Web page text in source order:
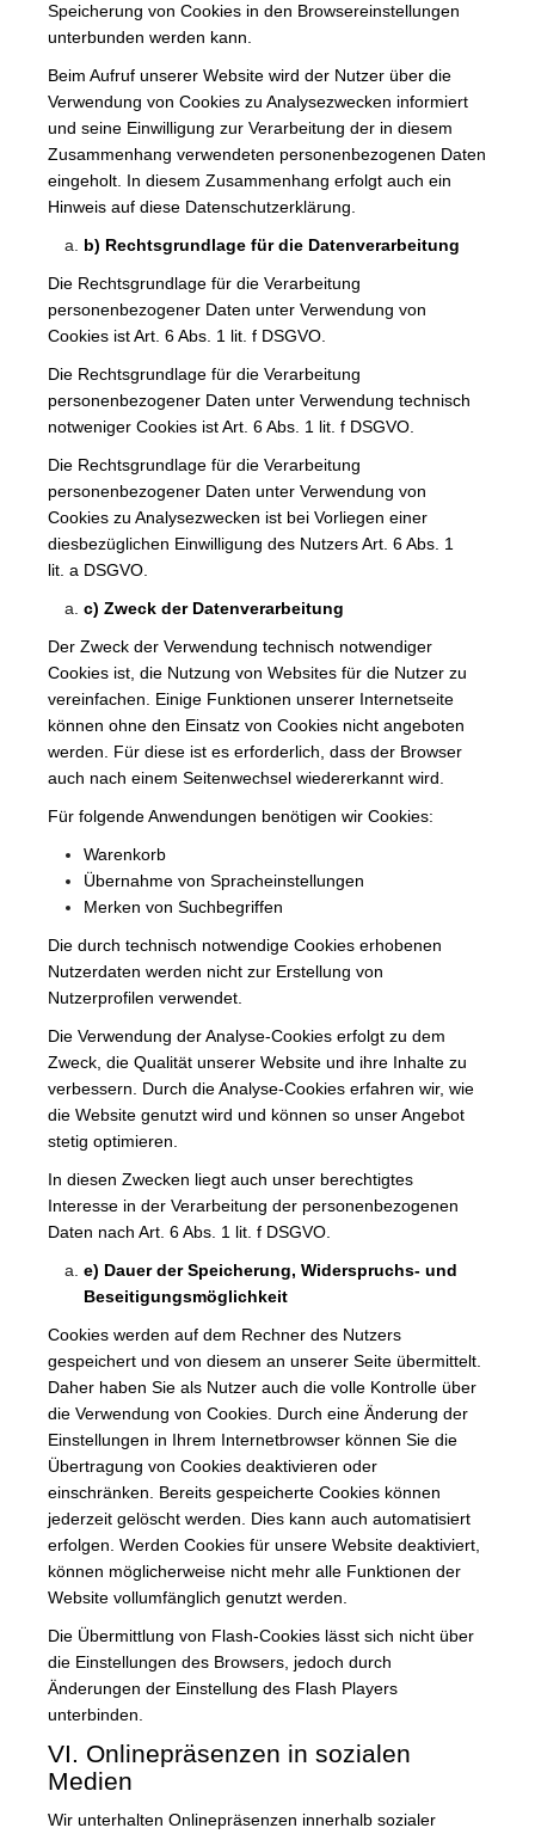
Speicherung von Cookies in den Browsereinstellungen
unterbunden werden kann.
Beim Aufruf unserer Website wird der Nutzer über die
Verwendung von Cookies zu Analysezwecken informiert
und seine Einwilligung zur Verarbeitung der in diesem
Zusammenhang verwendeten personenbezogenen Daten
eingeholt. In diesem Zusammenhang erfolgt auch ein
Hinweis auf diese Datenschutzerklärung.
b) Rechtsgrundlage für die Datenverarbeitung
Die Rechtsgrundlage für die Verarbeitung
personenbezogener Daten unter Verwendung von
Cookies ist Art. 6 Abs. 1 lit. f DSGVO.
Die Rechtsgrundlage für die Verarbeitung
personenbezogener Daten unter Verwendung technisch
notweniger Cookies ist Art. 6 Abs. 1 lit. f DSGVO.
Die Rechtsgrundlage für die Verarbeitung
personenbezogener Daten unter Verwendung von
Cookies zu Analysezwecken ist bei Vorliegen einer
diesbezüglichen Einwilligung des Nutzers Art. 6 Abs. 1
lit. a DSGVO.
c) Zweck der Datenverarbeitung
Der Zweck der Verwendung technisch notwendiger
Cookies ist, die Nutzung von Websites für die Nutzer zu
vereinfachen. Einige Funktionen unserer Internetseite
können ohne den Einsatz von Cookies nicht angeboten
werden. Für diese ist es erforderlich, dass der Browser
auch nach einem Seitenwechsel wiedererkannt wird.
Für folgende Anwendungen benötigen wir Cookies:
Warenkorb
Übernahme von Spracheinstellungen
Merken von Suchbegriffen
Die durch technisch notwendige Cookies erhobenen
Nutzerdaten werden nicht zur Erstellung von
Nutzerprofilen verwendet.
Die Verwendung der Analyse-Cookies erfolgt zu dem
Zweck, die Qualität unserer Website und ihre Inhalte zu
verbessern. Durch die Analyse-Cookies erfahren wir, wie
die Website genutzt wird und können so unser Angebot
stetig optimieren.
In diesen Zwecken liegt auch unser berechtigtes
Interesse in der Verarbeitung der personenbezogenen
Daten nach Art. 6 Abs. 1 lit. f DSGVO.
e) Dauer der Speicherung, Widerspruchs- und
Beseitigungsmöglichkeit
Cookies werden auf dem Rechner des Nutzers
gespeichert und von diesem an unserer Seite übermittelt.
Daher haben Sie als Nutzer auch die volle Kontrolle über
die Verwendung von Cookies. Durch eine Änderung der
Einstellungen in Ihrem Internetbrowser können Sie die
Übertragung von Cookies deaktivieren oder
einschränken. Bereits gespeicherte Cookies können
jederzeit gelöscht werden. Dies kann auch automatisiert
erfolgen. Werden Cookies für unsere Website deaktiviert,
können möglicherweise nicht mehr alle Funktionen der
Website vollumfänglich genutzt werden.
Die Übermittlung von Flash-Cookies lässt sich nicht über
die Einstellungen des Browsers, jedoch durch
Änderungen der Einstellung des Flash Players
unterbinden.
VI. Onlinepräsenzen in sozialen
Medien
Wir unterhalten Onlinepräsenzen innerhalb sozialer